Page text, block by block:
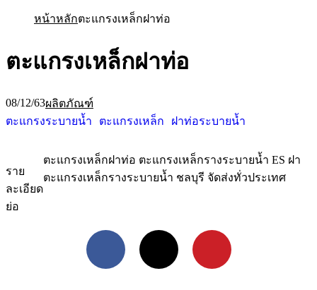
หน้าหลักตะแกรงเหล็กฝาท่อ
ตะแกรงเหล็กฝาท่อ
08/12/63ผลิตภัณฑ์
ตะแกรงระบายน้ำ
ตะแกรงเหล็ก ฝาท่อระบายน้ำ
ราย
ละเอียด
ย่อ
ตะแกรงเหล็กฝาท่อ ตะแกรงเหล็กรางระบายน้ำ ES ฝา
ตะแกรงเหล็กรางระบายน้ำ ชลบุรี จัดส่งทั่วประเทศ